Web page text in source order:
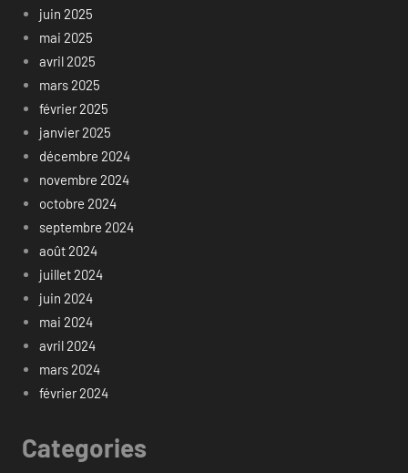
juin 2025
mai 2025
avril 2025
mars 2025
février 2025
janvier 2025
décembre 2024
novembre 2024
octobre 2024
septembre 2024
août 2024
juillet 2024
juin 2024
mai 2024
avril 2024
mars 2024
février 2024
Categories